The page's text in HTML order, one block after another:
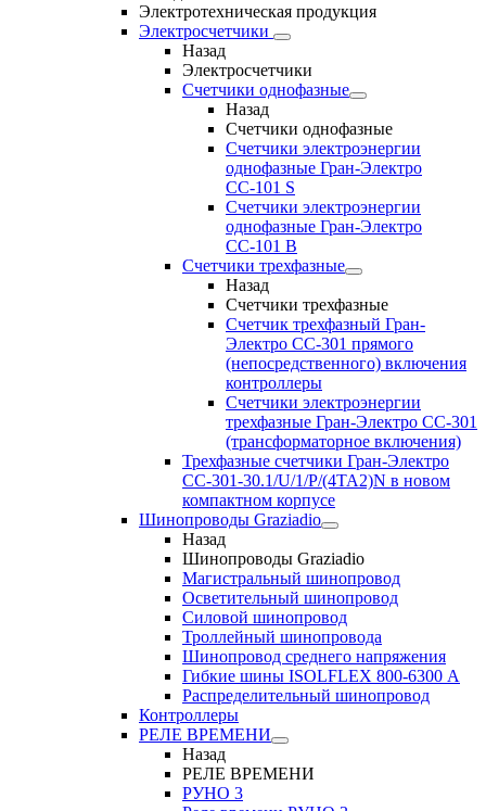
Электротехническая продукция
Электросчетчики
Назад
Электросчетчики
Счетчики однофазные
Назад
Счетчики однофазные
Счетчики электроэнергии
однофазные Гран-Электро
СС-101 S
Счетчики электроэнергии
однофазные Гран-Электро
СС-101 B
Счетчики трехфазные
Назад
Счетчики трехфазные
Счетчик трехфазный Гран-
Электро CC-301 прямого
(непосредственного) включения
контроллеры
Счетчики электроэнергии
трехфазные Гран-Электро CC-301
(трансформаторное включения)
Трехфазные счетчики Гран-Электро
СС-301-30.1/U/1/P/(4TA2)N в новом
компактном корпусе
Шинопроводы Graziadio
Назад
Шинопроводы Graziadio
Магистральный шинопровод
Осветительный шинопровод
Силовой шинопровод
Троллейный шинопровода
Шинопровод среднего напряжения
Гибкие шины ISOLFLEX 800-6300 А
Распределительный шинопровод
Контроллеры
РЕЛЕ ВРЕМЕНИ
Назад
РЕЛЕ ВРЕМЕНИ
РУНО 3